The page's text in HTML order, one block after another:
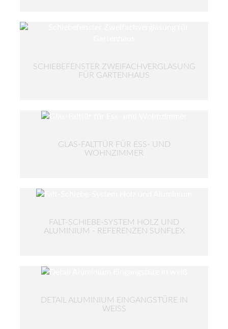
SCHIEBEFENSTER ZWEIFACHVERGLASUNG
FÜR GARTENHAUS
GLAS-FALTTÜR FÜR ESS- UND
WOHNZIMMER
FALT-SCHIEBE-SYSTEM HOLZ UND
ALUMINIUM - REFERENZEN SUNFLEX
DETAIL ALUMINIUM EINGANGSTÜRE IN
WEISS